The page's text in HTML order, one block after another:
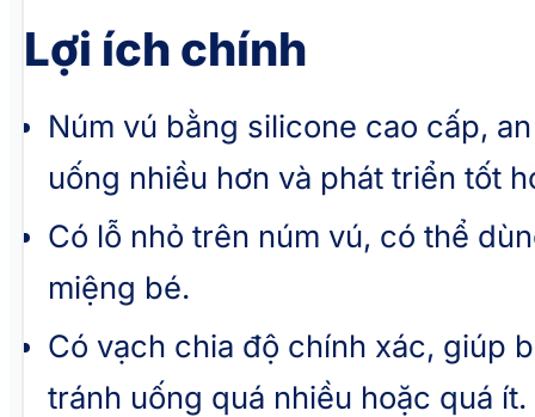
Lợi ích chính
Núm vú bằng silicone cao cấp,
uống nhiều hơn và phát triển tốt
Có lỗ nhỏ trên núm vú, có thể
miệng bé.
Có vạch chia độ chính xác, giúp
tránh uống quá nhiều hoặc quá ít.
lượng